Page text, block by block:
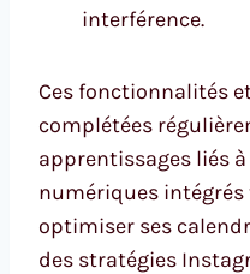
interférence.
Ces fonctionnalités
complétées
apprentissages liés
numériques intégrés
optimiser ses
des stratégies